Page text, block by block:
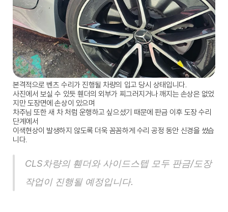
본격적으로 벤츠 수리가 진행될 차량의 입고 당시 상태입니다.
사진에서 보실 수 있듯 휀더의 외부가 찌그러지거나 깨지는 손상은 없었
지만 도장면에 손상이 있으며
차주님 또한 새 차 처럼 운행하고 싶으셨기 때문에 판금 이후 도장 수리
단계에서
이색현상이 발생하지 않도록 더욱 꼼꼼하게 수리 공정 동안 신경을 썼습
니다.
CLS차량의 휀더와 사이드스텝 모두 판금/도장
작업이 진행될 예정입니다.